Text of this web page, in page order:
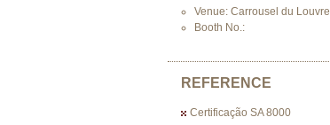
Venue: Carrousel du Louvre
Booth No.:
REFERENCE
Certificação SA 8000